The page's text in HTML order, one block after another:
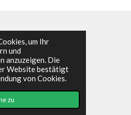
um Ihr
und
anzuzeigen. Die
Website bestätigt
von Cookies.
zu